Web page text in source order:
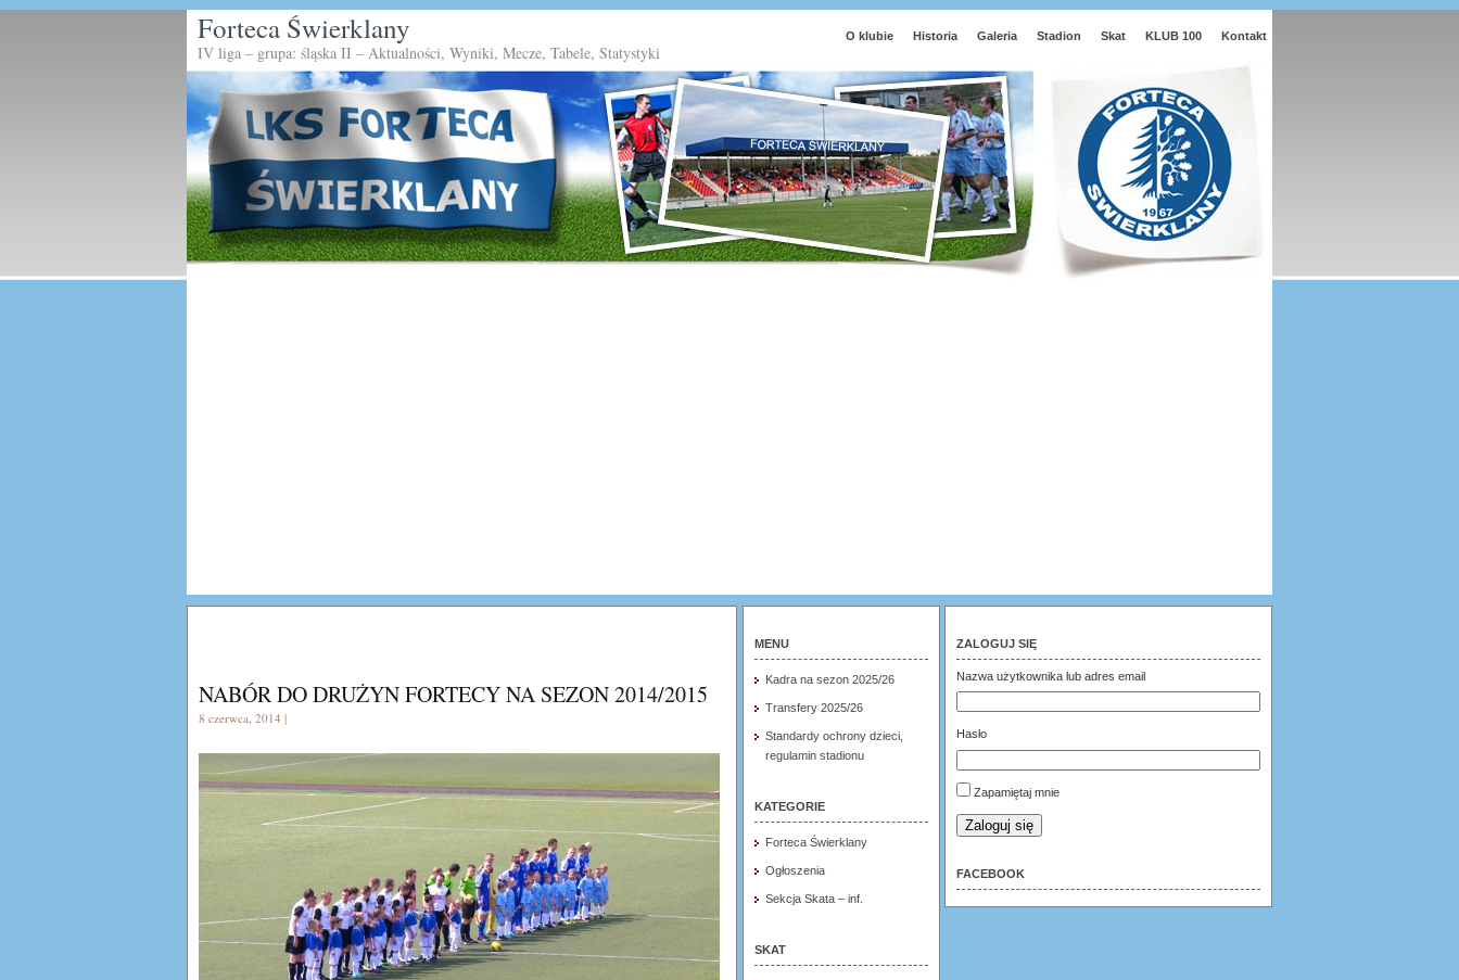
O klubie Historia Galeria Stadion Skat KLUB 100 Kontakt
Forteca Świerklany
IV liga – grupa: śląska II – Aktualności, Wyniki, Mecze, Tabele, Statystyki
NABÓR DO DRUŻYN FORTECY NA SEZON 2014/2015
8 czerwca, 2014 |
MENU
Kadra na sezon 2025/26
Transfery 2025/26
Standardy ochrony dzieci,
regulamin stadionu
KATEGORIE
Forteca Świerklany
Ogłoszenia
Sekcja Skata – inf.
SKAT
ZALOGUJ SIĘ
Nazwa użytkownika lub adres email
Hasło
Zapamiętaj mnie
Zaloguj się
FACEBOOK